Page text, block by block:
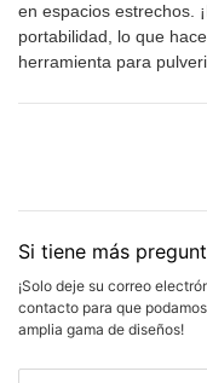
en espacios estrechos.
portabilidad, lo que
herramienta para
Si tiene más
¡Solo deje su correo
contacto para que
amplia gama de diseños!